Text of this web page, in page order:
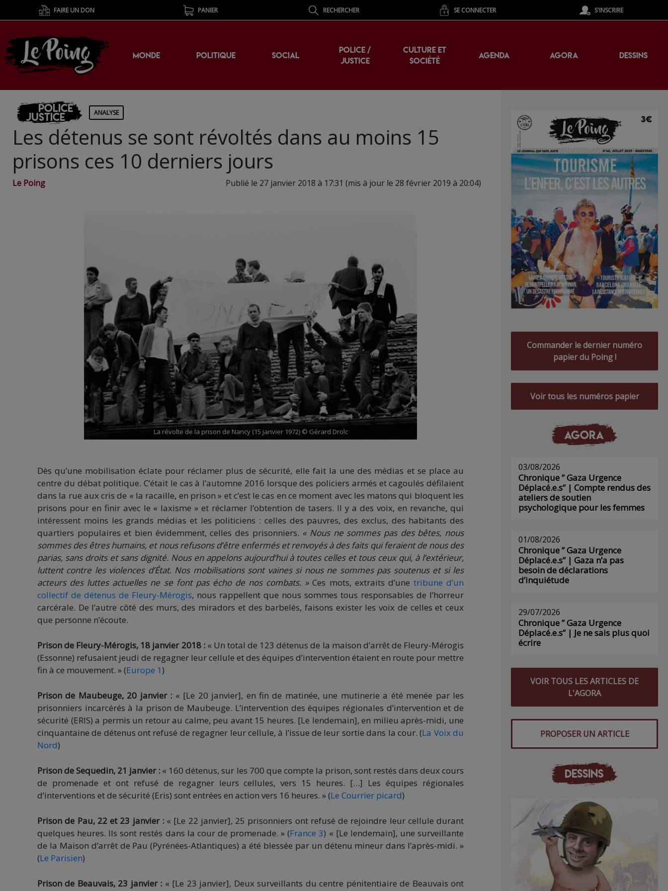
FAIRE UN DON PANIER RECHERCHER SE CONNECTER S'INSCRIRE
MONDE POLITIQUE SOCIAL
POLICE /
JUSTICE
CULTURE ET
SOCIÉTÉ
AGENDA AGORA DESSINS
Police
Justice ANALYSE
Les détenus se sont révoltés dans au moins 15
prisons ces 10 derniers jours
Le Poing Publié le 27 janvier 2018 à 17:31 (mis à jour le 28 février 2019 à 20:04)
La révolte de la prison de Nancy (15 janvier 1972) © Gérard Drolc
Dès qu’une mobilisation éclate pour réclamer plus de sécurité, elle fait la une des médias et se place au
centre du débat politique. C’était le cas à l’automne 2016 lorsque des policiers armés et cagoulés défilaient
dans la rue aux cris de « la racaille, en prison » et c’est le cas en ce moment avec les matons qui bloquent les
prisons pour en finir avec le « laxisme » et réclamer l’obtention de tasers. Il y a des voix, en revanche, qui
intéressent moins les grands médias et les politiciens : celles des pauvres, des exclus, des habitants des
quartiers populaires et bien évidemment, celles des prisonniers. « Nous ne sommes pas des bêtes, nous
sommes des êtres humains, et nous refusons d’être enfermés et renvoyés à des faits qui feraient de nous des
parias, sans droits et sans dignité. Nous en appelons aujourd’hui à toutes celles et tous ceux qui, à l’extérieur,
luttent contre les violences d’État. Nos mobilisations sont vaines si nous ne sommes pas soutenus et si les
acteurs des luttes actuelles ne se font pas écho de nos combats. »Ces mots, extraits d’une tribune d’un
collectif de détenus de Fleury-Mérogis, nous rappellent que nous sommes tous responsables de l’horreur
carcérale. De l’autre côté des murs, des miradors et des barbelés, faisons exister les voix de celles et ceux
que personne n’écoute.
Prison de Fleury-Mérogis, 18 janvier 2018 :« Un total de 123 détenus de la maison d’arrêt de Fleury-Mérogis
(Essonne) refusaient jeudi de regagner leur cellule et des équipes d’intervention étaient en route pour mettre
fin à ce mouvement. » (Europe 1)
Prison de Maubeuge, 20 janvier : « [Le 20 janvier], en fin de matinée, une mutinerie a été menée par les
prisonniers incarcérés à la prison de Maubeuge. L’intervention des équipes régionales d’intervention et de
sécurité (ERIS) a permis un retour au calme, peu avant 15 heures. [Le lendemain], en milieu après-midi, une
cinquantaine de détenus ont refusé de regagner leur cellule, à l’issue de leur sortie dans la cour. (La Voix du
Nord)
Prison de Sequedin, 21 janvier : « 160 détenus, sur les 700 que compte la prison, sont restés dans deux cours
de promenade et ont refusé de regagner leurs cellules, vers 15 heures. […] Les équipes régionales
d’interventions et de sécurité (Eris) sont entrées en action vers 16 heures. » (Le Courrier picard)
Prison de Pau, 22 et 23 janvier :« [Le 22 janvier], 25 prisonniers ont refusé de rejoindre leur cellule durant
quelques heures. Ils sont restés dans la cour de promenade. » (France 3) « [Le lendemain], une surveillante
de la Maison d’arrêt de Pau (Pyrénées-Atlantiques) a été blessée par un détenu mineur dans l’après-midi. »
(Le Parisien)
Prison de Beauvais, 23 janvier : « [Le 23 janvier], Deux surveillants du centre pénitentiaire de Beauvais ont
Commander le dernier numéro
papier du Poing !
Voir tous les numéros papier
AGORA
03/08/2026
Chronique ” Gaza Urgence
Déplacé.e.s” | Compte rendus des
ateliers de soutien
psychologique pour les femmes
01/08/2026
Chronique ” Gaza Urgence
Déplacé.e.s” | Gaza n’a pas
besoin de déclarations
d’inquiétude
29/07/2026
Chronique ” Gaza Urgence
Déplacé.e.s” | Je ne sais plus quoi
écrire
VOIR TOUS LES ARTICLES DE
L'AGORA
PROPOSER UN ARTICLE
DESSINS